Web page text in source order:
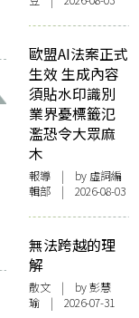
歐盟AI法案正式
生效 生成內容
須貼水印識別
業界憂標籤氾
濫恐令大眾麻
木
報導 | by 虛詞編
輯部 | 2026-08-03
無法跨越的理
解
散文 | by 彭慧
瑜 | 2026-07-31